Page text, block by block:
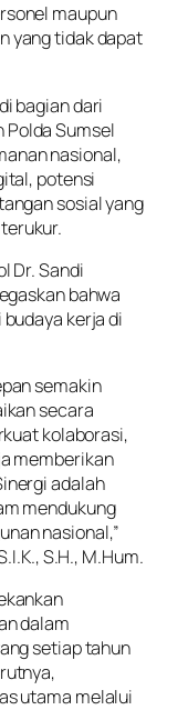
maupun
yang tidak dapat
bagian dari
Sumsel
nasional,
potensi
sosial yang
Dr. Sandi
bahwa
kerja di
semakin
secara
kolaborasi,
memberikan
adalah
mendukung
nasional,”
S.H., M.Hum.
dalam
setiap tahun
utama melalui